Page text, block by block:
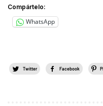
Compártelo:
WhatsApp
Twitter Facebook